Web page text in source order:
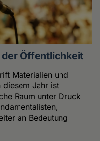
Öffentlichkeit
Materialien und
diesem Jahr ist
Raum unter Druck
an Bedeutung